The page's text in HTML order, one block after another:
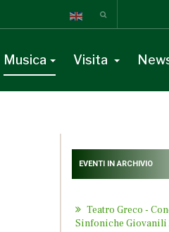
Musica Visita
EVENTI IN ARCHIVIO
Teatro Greco -
Sinfoniche Giovanili